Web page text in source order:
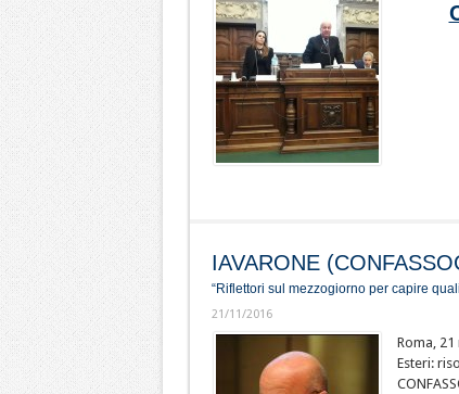
IAVARONE
“Riflettori sul mezzogiorno per capire
21/11/2016
Roma,
Esteri: